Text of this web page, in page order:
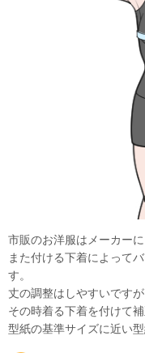
市販のお洋服はメーカー
また付ける下着によって
す。
丈の調整はしやすいです
その時着る下着を付けて
型紙の基準サイズに近い